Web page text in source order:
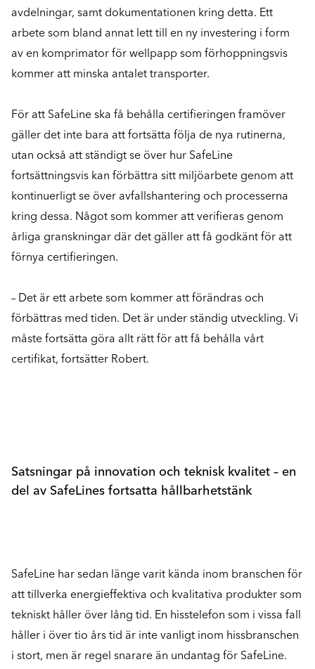
avdelningar, samt dokumentationen kring detta. Ett
arbete som bland annat lett till en ny investering i form
av en komprimator för wellpapp som förhoppningsvis
kommer att minska antalet transporter.
För att SafeLine ska få behålla certifieringen framöver
gäller det inte bara att fortsätta följa de nya rutinerna,
utan också att ständigt se över hur SafeLine
fortsättningsvis kan förbättra sitt miljöarbete genom att
kontinuerligt se över avfallshantering och processerna
kring dessa. Något som kommer att verifieras genom
årliga granskningar där det gäller att få godkänt för att
förnya certifieringen.
– Det är ett arbete som kommer att förändras och
förbättras med tiden. Det är under ständig utveckling. Vi
måste fortsätta göra allt rätt för att få behålla vårt
certifikat, fortsätter Robert.
Satsningar på innovation och teknisk kvalitet – en
del av SafeLines fortsatta hållbarhetstänk
SafeLine har sedan länge varit kända inom branschen för
att tillverka energieffektiva och kvalitativa produkter som
tekniskt håller över lång tid. En hisstelefon som i vissa fall
håller i över tio års tid är inte vanligt inom hissbranschen
i stort, men är regel snarare än undantag för SafeLine.